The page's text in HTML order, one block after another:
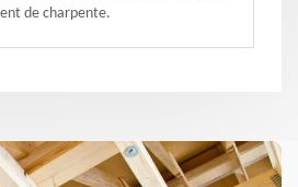
de charpente.